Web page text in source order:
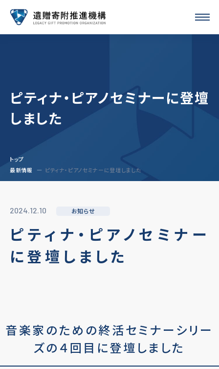
ピティナ・ピアノセミナーに登壇
しました
トップ
最新情報
ピティナ・ピアノセミナーに登壇しました
2024.12.10 お知らせ
ピティナ・ピアノセミナー
に登壇しました
音楽家のための終活セミナーシリー
ズの４回目に登壇しました